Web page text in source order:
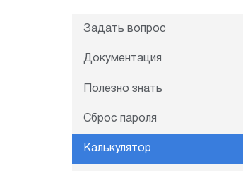
Задать вопрос
Документация
Полезно знать
Сброс пароля
Калькулятор